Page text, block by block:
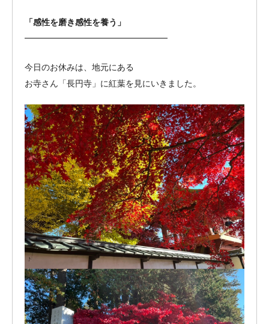
「感性を磨き感性を養う」
━━━━━━━━━━━━━━━━━
今日のお休みは、地元にある
お寺さん「長円寺」に紅葉を見にいきました。